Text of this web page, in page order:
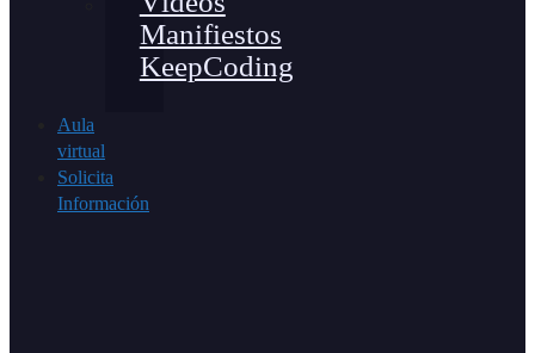
Manifiestos
KeepCoding
Aula
virtual
Solicita
Información